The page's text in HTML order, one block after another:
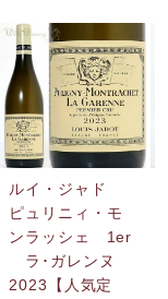
ルイ・ジャド
ピュリニィ・モ
ンラッシェ 1er
ラ･ガレンヌ
2023【人気定